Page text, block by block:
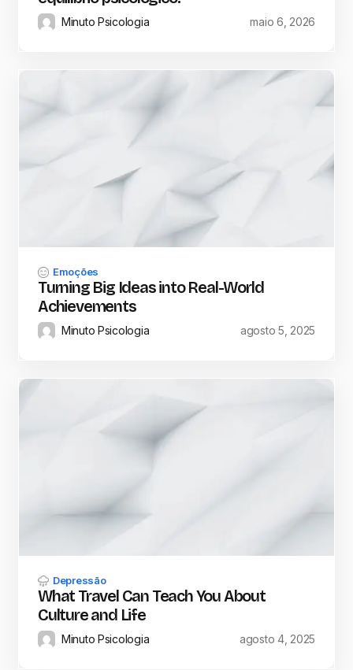
Minuto Psicologia maio 6, 2026
Emoções
Turning Big Ideas into Real-World
Achievements
Minuto Psicologia agosto 5, 2025
Depressão
What Travel Can Teach You About
Culture and Life
Minuto Psicologia agosto 4, 2025